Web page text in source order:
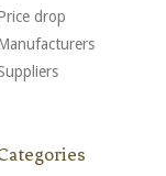
drop